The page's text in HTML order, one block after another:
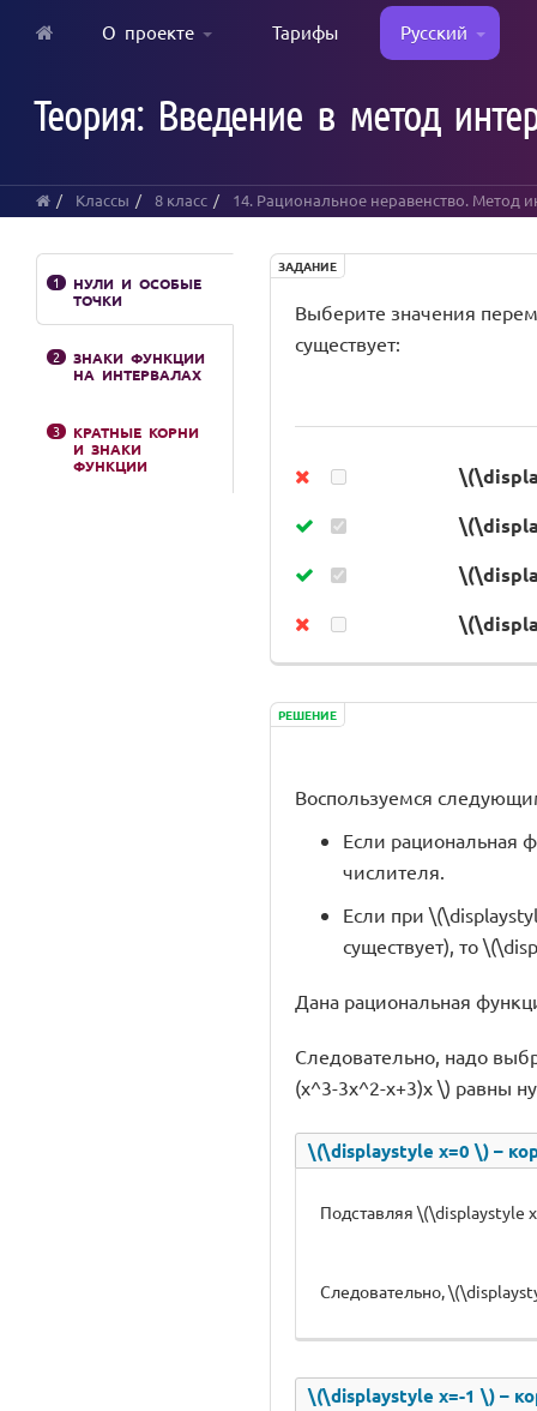
content
О проекте Тарифы Русский
Теория: Введение в метод
Классы 8 класс 14. Рациональное неравенство. Метод
1
НУЛИ И ОСОБЫЕ
ТОЧКИ
2
ЗНАКИ ФУНКЦИИ
НА ИНТЕРВАЛАХ
3
КРАТНЫЕ КОРНИ
И ЗНАКИ
ФУНКЦИИ
ЗАДАНИЕ
Выберите значения
существует:
РЕШЕНИЕ
Воспользуемся
Если рациональная
числителя.
Если при
существует), то
Дана рациональная
Следовательно, надо
(x^3-3x^2-x+3)x \) равны
\(\displaystyle x=0 \) –
Подставляя \(\displaystyle
Следовательно,
\(\displaystyle x=-1 \) –